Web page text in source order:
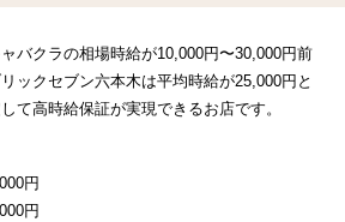
バクラの相場時給が10,000円〜30,000円前
ックセブン六本木は平均時給が25,000円と
て高時給保証が実現できるお店です。
円
円